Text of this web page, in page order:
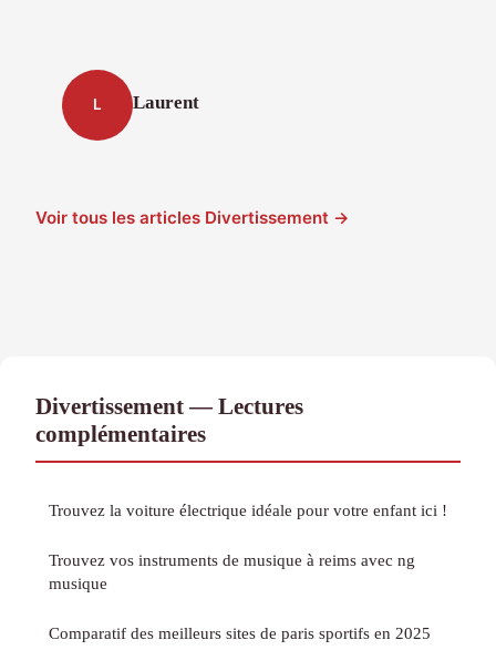
L Laurent
Voir tous les articles Divertissement →
Divertissement — Lectures
complémentaires
Trouvez la voiture électrique idéale pour votre enfant ici !
Trouvez vos instruments de musique à reims avec ng
musique
Comparatif des meilleurs sites de paris sportifs en 2025